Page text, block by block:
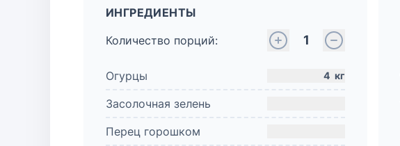
ИНГРЕДИЕНТЫ
Количество порций:
1
Огурцы 4 кг
Засолочная зелень
Перец горошком